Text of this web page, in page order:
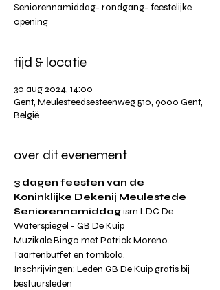
Seniorennamiddag- rondgang- feestelijke
opening
tijd & locatie
30 aug 2024, 14:00
Gent, Meulesteedsesteenweg 510, 9000 Gent,
België
over dit evenement
3 dagen feesten van de
Koninklijke Dekenij Meulestede
Seniorennamiddag ism LDC De
Waterspiegel - GB De Kuip
Muzikale Bingo met Patrick Moreno.
Taartenbuffet en tombola.
Inschrijvingen: Leden GB De Kuip gratis bij
bestuursleden